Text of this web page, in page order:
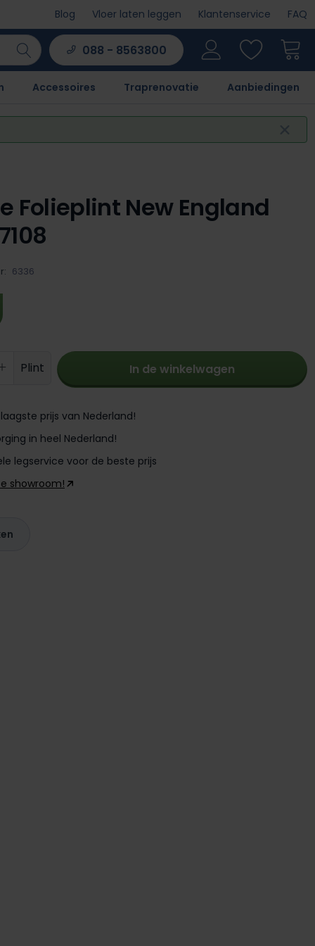
Blog Vloer laten leggen Klantenservice FAQ
088 - 8563800
Accessoires Traprenovatie Aanbiedingen
Folieplint New England
6336
Voer de gewenste
Plint In de winkelwagen
prijs van Nederland!
in heel Nederland!
legservice voor de beste prijs
showroom!